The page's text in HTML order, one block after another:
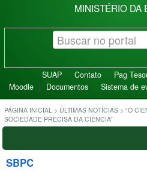
MINISTÉRIO DA
SUAP Contato Pag
Moodle
Documentos Sistema de
PÁGINA INICIAL > ÚLTIMAS NOTÍCIAS > “O
SOCIEDADE PRECISA DA CIÊNCIA”
SBPC